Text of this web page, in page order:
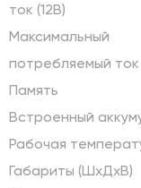
ток (12В)
Максимальный
потребляемый ток
Память
Встроенный
Рабочая
Габариты (ШхДхВ)